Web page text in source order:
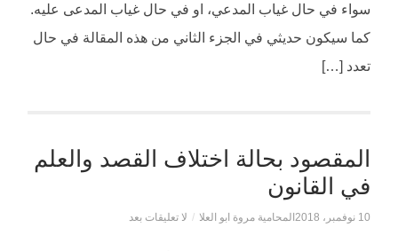
سواء في حال غياب المدعي، او في حال غياب المدعى عليه.
كما سيكون حديثي في الجزء الثاني من هذه المقالة في حال
تعدد […]
المقصود بحالة اختلاف القصد والعلم
في القانون
10 نوفمبر، 2018 المحامية مروة ابو العلا / لا تعليقات بعد